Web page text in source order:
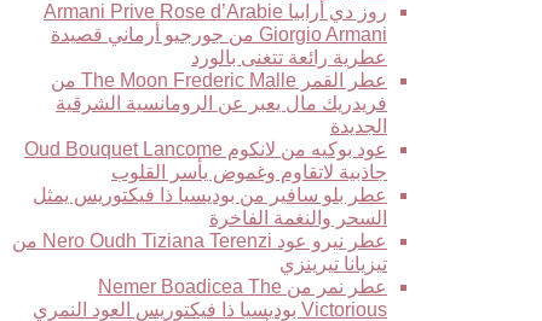
روز دي أرابيا Armani Prive Rose d’Arabie
Giorgio Armani من جورجيو أرماني قصيدة
عطرية رائعة تتغنى بالورد
عطر القمر The Moon Frederic Malle من
فريدريك مال يعبر عن الرومانسية الشرقية
الجديدة
عود بوكيه من لانكوم Oud Bouquet Lancome
جاذبية لاتقاوم وغموض يأسر القلوب
عطر بلو سافير من بوديسيا ذا فيكتوريس يمثل
السحر والنغمة الفاخرة
عطر نيرو عود Nero Oudh Tiziana Terenzi من
تيزيانا تيرينزي
عطر نمر من Nemer Boadicea The
Victorious بوديسيا ذا فيكتوريس العود النمري